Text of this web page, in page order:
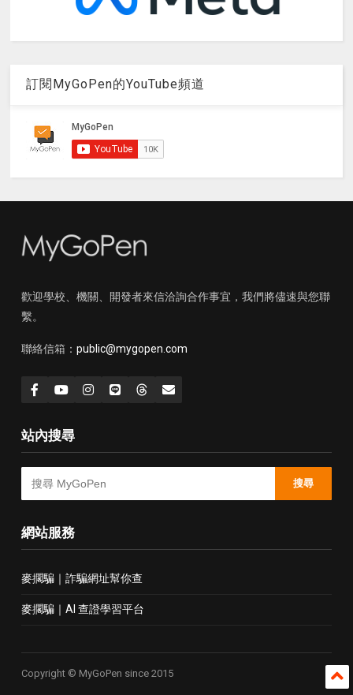
訂閱MyGoPen的YouTube頻道
歡迎學校、機關、開發者來信洽詢合作事宜，我們將儘速與您聯
繫。
聯絡信箱： public@mygopen.com
站內搜尋
搜尋
網站服務
麥擱騙｜詐騙網址幫你查
麥擱騙｜AI 查證學習平台
Copyright © MyGoPen since 2015